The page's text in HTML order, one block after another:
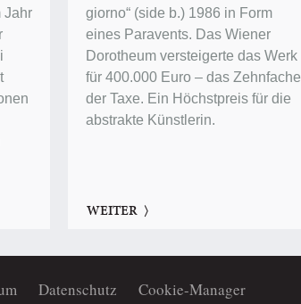
Jahr
giorno“ (side b.) 1986 in Form
eines Paravents. Das Wiener
Dorotheum versteigerte das Werk
für 400.000 Euro – das Zehnfache
der Taxe. Ein Höchstpreis für die
abstrakte Künstlerin.
WEITER
Datenschutz Cookie-Manager